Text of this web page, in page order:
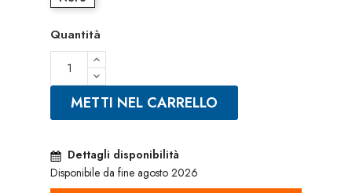
Quantità
METTI NEL CARRELLO
Dettagli disponibilità
Disponibile da fine agosto 2026